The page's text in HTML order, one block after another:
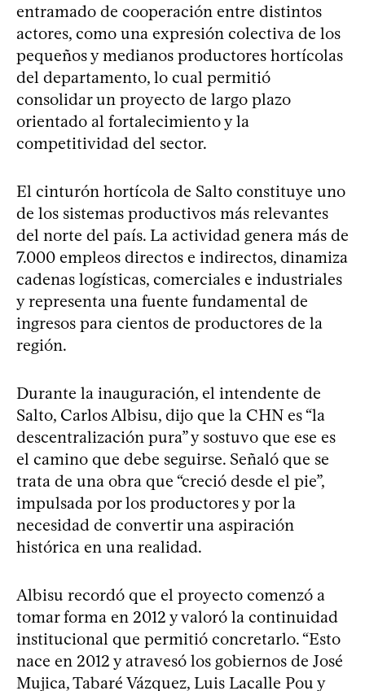
entramado de cooperación entre distintos
actores, como una expresión colectiva de los
pequeños y medianos productores hortícolas
del departamento, lo cual permitió
consolidar un proyecto de largo plazo
orientado al fortalecimiento y la
competitividad del sector.
El cinturón hortícola de Salto constituye uno
de los sistemas productivos más relevantes
del norte del país. La actividad genera más de
7.000 empleos directos e indirectos, dinamiza
cadenas logísticas, comerciales e industriales
y representa una fuente fundamental de
ingresos para cientos de productores de la
región.
Durante la inauguración, el intendente de
Salto, Carlos Albisu, dijo que la CHN es “la
descentralización pura” y sostuvo que ese es
el camino que debe seguirse. Señaló que se
trata de una obra que “creció desde el pie”,
impulsada por los productores y por la
necesidad de convertir una aspiración
histórica en una realidad.
Albisu recordó que el proyecto comenzó a
tomar forma en 2012 y valoró la continuidad
institucional que permitió concretarlo. “Esto
nace en 2012 y atravesó los gobiernos de José
Mujica, Tabaré Vázquez, Luis Lacalle Pou y